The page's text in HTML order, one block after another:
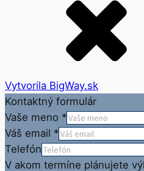
Vytvorila BigWay.sk
Kontaktný formulár
Vaše meno *
Váš email *
Telefón
V akom termíne plánujete